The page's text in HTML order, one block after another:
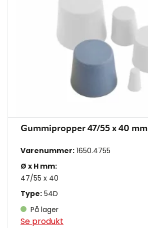
Gummipropper 47/55 x 40 mm
Varenummer: 1650.4755
Ø x H mm:
47/55 x 40
Type: 54D
På lager
Se produkt